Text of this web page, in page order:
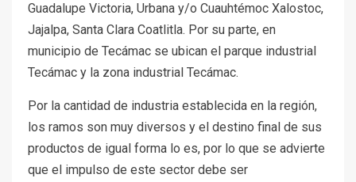
Guadalupe Victoria, Urbana y/o Cuauhtémoc Xalostoc,
Jajalpa, Santa Clara Coatlitla. Por su parte, en
municipio de Tecámac se ubican el parque industrial
Tecámac y la zona industrial Tecámac.
Por la cantidad de industria establecida en la región,
los ramos son muy diversos y el destino final de sus
productos de igual forma lo es, por lo que se advierte
que el impulso de este sector debe ser